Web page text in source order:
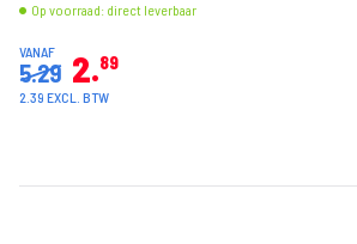
Op voorraad: direct leverbaar
VANAF
5.29 2 89
2.39 EXCL. BTW